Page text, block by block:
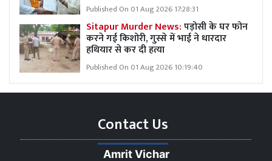
Published On 01 Aug 2026 17:28:31
Sitapur Murder News:पड़ोसी के घर फोन
करने गई किशोरी, गुस्से में भाई ने धारदार
हथियार से कर दी हत्या
Published On 01 Aug 2026 10:19:40
Contact Us
Amrit Vichar